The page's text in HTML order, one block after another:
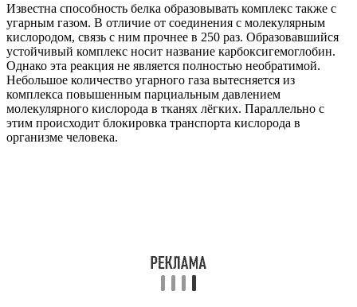
Известна способность белка образовывать комплекс также с
угарным газом. В отличие от соединения с молекулярным
кислородом, связь с ним прочнее в 250 раз. Образовавшийся
устойчивый комплекс носит название карбоксигемоглобин.
Однако эта реакция не является полностью необратимой.
Небольшое количество угарного газа вытесняется из
комплекса повышенным парциальным давлением
молекулярного кислорода в тканях лёгких. Параллельно с
этим происходит блокировка транспорта кислорода в
организме человека.